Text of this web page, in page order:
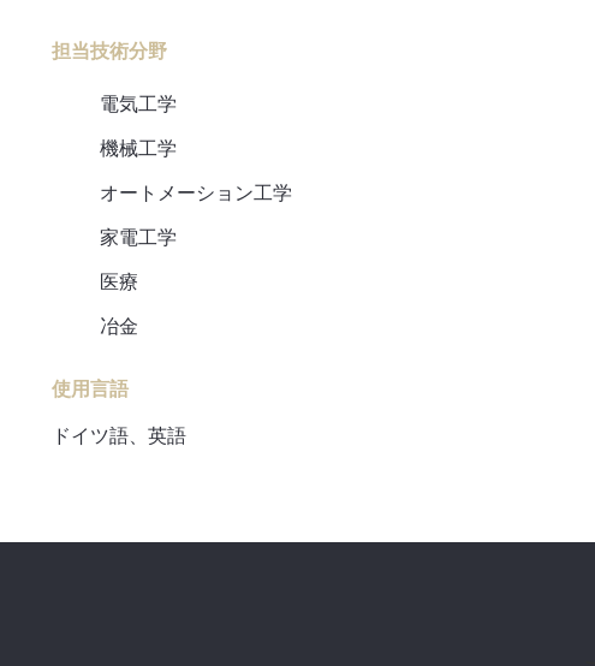
担当技術分野
電気工学
機械工学
オートメーション工学
家電工学
医療
冶金
使用言語
ドイツ語、英語